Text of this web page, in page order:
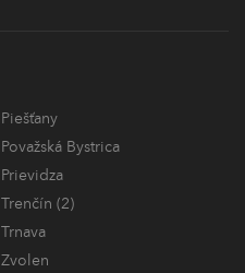
Piešťany
Považská Bystrica
Prievidza
Trenčín (2)
Trnava
Zvolen